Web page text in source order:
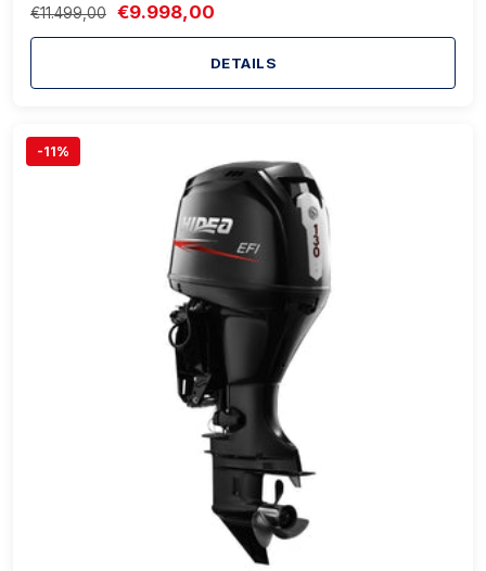
€11.499,00 €9.998,00
DETAILS
-11%